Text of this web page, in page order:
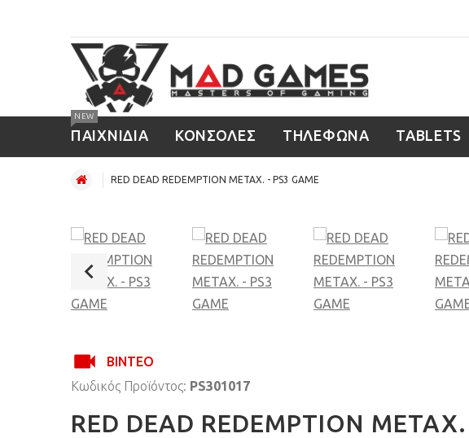
ΠΑΙΧΝΙΔΙΑ
NEW
ΚΟΝΣΟΛΕΣ ΤΗΛΕΦΩΝΑ TABLETS
RED DEAD REDEMPTION ΜΕΤΑΧ. - PS3 GAME
ΒΊΝΤΕΟ
Κωδικός Προϊόντος: PS301017
RED DEAD REDEMPTION ΜΕΤΑΧ.